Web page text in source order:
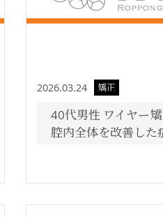
2026.03.24 矯正
40代男性 ワイヤー
腔内全体を改善した